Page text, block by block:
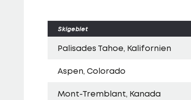
Skigebiet
Palisades Tahoe, Kalifornien
Aspen, Colorado
Mont-Tremblant, Kanada